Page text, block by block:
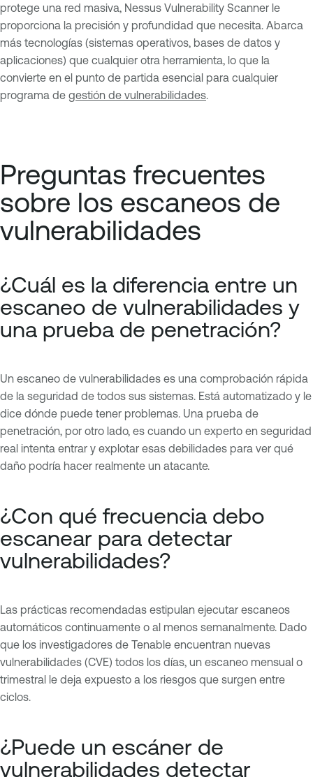
protege una red masiva, Nessus Vulnerability Scanner le
proporciona la precisión y profundidad que necesita. Abarca
más tecnologías (sistemas operativos, bases de datos y
aplicaciones) que cualquier otra herramienta, lo que la
convierte en el punto de partida esencial para cualquier
programa de gestión de vulnerabilidades.
Preguntas frecuentes
sobre los escaneos de
vulnerabilidades
¿Cuál es la diferencia entre un
escaneo de vulnerabilidades y
una prueba de penetración?
Un escaneo de vulnerabilidades es una comprobación rápida
de la seguridad de todos sus sistemas. Está automatizado y le
dice dónde puede tener problemas. Una prueba de
penetración, por otro lado, es cuando un experto en seguridad
real intenta entrar y explotar esas debilidades para ver qué
daño podría hacer realmente un atacante.
¿Con qué frecuencia debo
escanear para detectar
vulnerabilidades?
Las prácticas recomendadas estipulan ejecutar escaneos
automáticos continuamente o al menos semanalmente. Dado
que los investigadores de Tenable encuentran nuevas
vulnerabilidades (CVE) todos los días, un escaneo mensual o
trimestral le deja expuesto a los riesgos que surgen entre
ciclos.
¿Puede un escáner de
vulnerabilidades detectar